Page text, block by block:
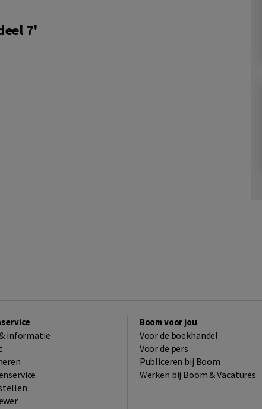
7'
informatie
Boom voor jou
Voor de boekhandel
Voor de pers
Publiceren bij Boom
Werken bij Boom & Vacatures